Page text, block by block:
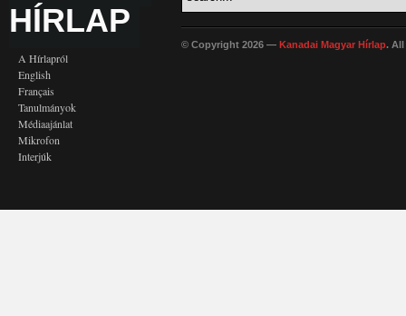
HÍRLAP
A Hírlapról
English
Français
Tanulmányok
Médiaajánlat
Mikrofon
Interjúk
© Copyright 2026 — Kanadai Magyar Hírlap. All